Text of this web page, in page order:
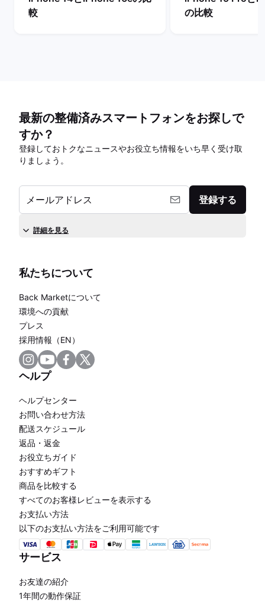
較
の比較
最新の整備済みスマートフォンをお探しで
すか？
登録しておトクなニュースやお役立ち情報をいち早く受け取
りましょう。
メールアドレス 登録する
詳細を見る
私たちについて
Back Marketについて
環境への貢献
プレス
採用情報（EN）
ヘルプ
ヘルプセンター
お問い合わせ方法
配送スケジュール
返品・返金
お役立ちガイド
おすすめギフト
商品を比較する
すべてのお客様レビューを表示する
お支払い方法
以下のお支払い方法をご利用可能です
サービス
お友達の紹介
1年間の動作保証